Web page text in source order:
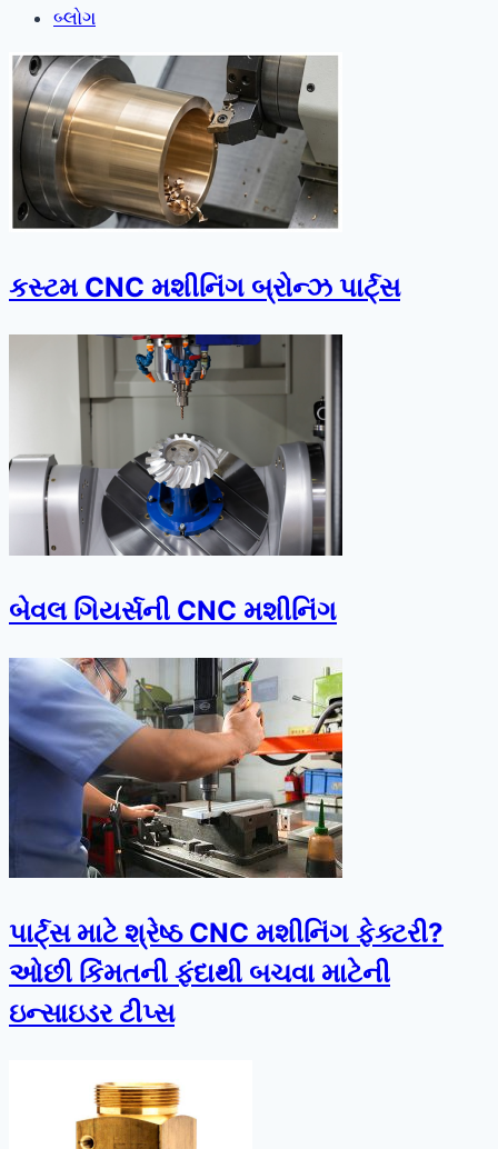
બ્લોગ
કસ્ટમ CNC મશીનિંગ બ્રોન્ઝ પાર્ટ્સ
બેવલ ગિયર્સની CNC મશીનિંગ
પાર્ટ્સ માટે શ્રેષ્ઠ CNC મશીનિંગ ફેક્ટરી?
ઓછી કિંમતની ફંદાથી બચવા માટેની
ઇન્સાઇડર ટીપ્સ